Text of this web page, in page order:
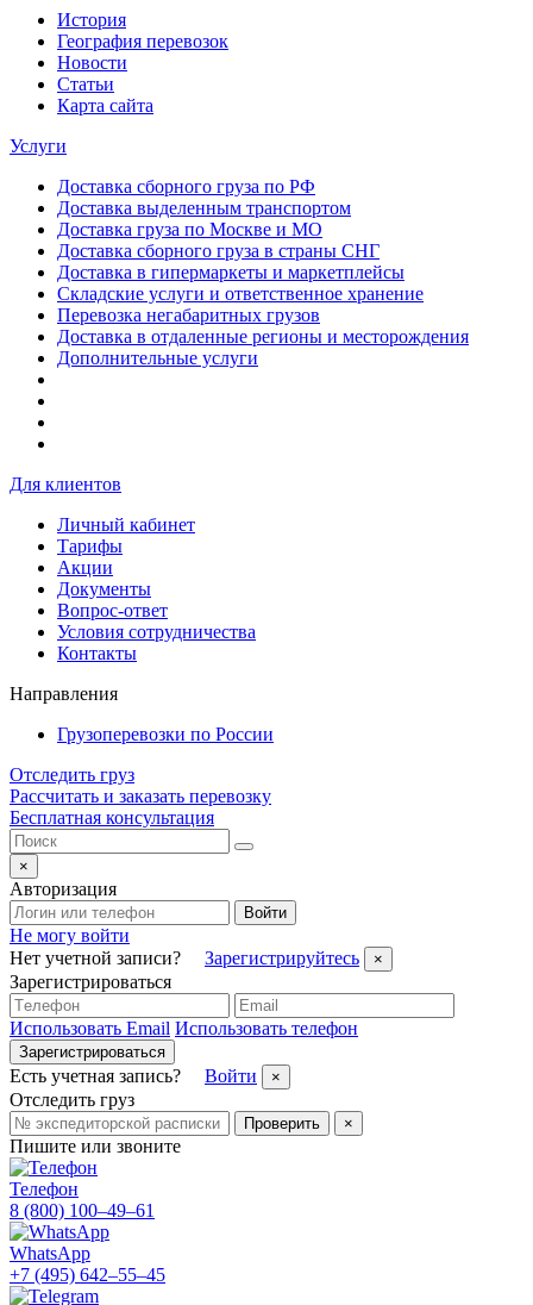
История
География перевозок
Новости
Статьи
Карта сайта
Услуги
Доставка сборного груза по РФ
Доставка выделенным транспортом
Доставка груза по Москве и МО
Доставка сборного груза в страны СНГ
Доставка в гипермаркеты и маркетплейсы
Складские услуги и ответственное хранение
Перевозка негабаритных грузов
Доставка в отдаленные регионы и месторождения
Дополнительные услуги
Для клиентов
Личный кабинет
Тарифы
Акции
Документы
Вопрос-ответ
Условия сотрудничества
Контакты
Направления
Грузоперевозки по России
Отследить груз
Рассчитать и заказать перевозку
Бесплатная консультация
×
Авторизация
Войти
Не могу войти
Нет учетной записи?
Зарегистрируйтесь ×
Зарегистрироваться
Использовать Email Использовать телефон
Зарегистрироваться
Есть учетная запись? Войти ×
Отследить груз
Проверить ×
Пишите или звоните
Телефон
8 (800) 100–49–61
WhatsApp
+7 (495) 642–55–45